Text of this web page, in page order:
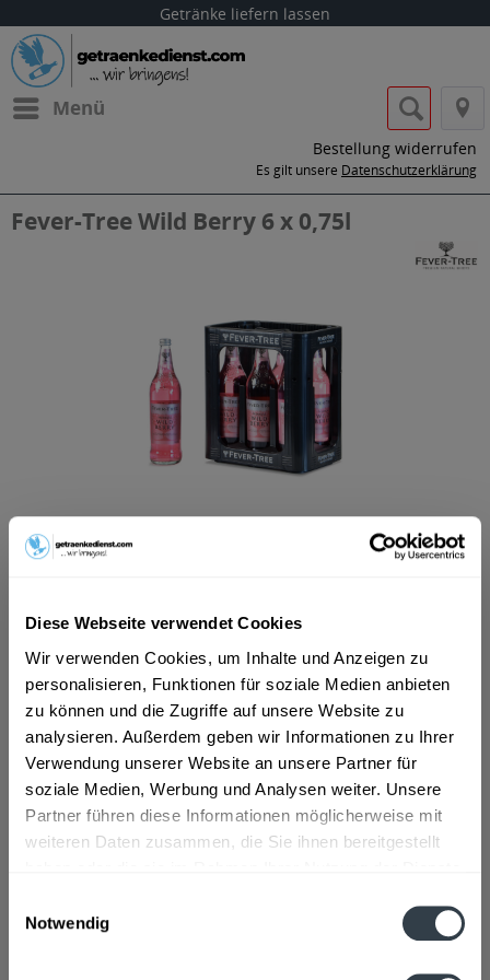
Diese Webseite verwendet Cookies
Wir verwenden Cookies, um Inhalte und Anzeigen zu
personalisieren, Funktionen für soziale Medien anbieten
zu können und die Zugriffe auf unsere Website zu
analysieren. Außerdem geben wir Informationen zu Ihrer
Verwendung unserer Website an unsere Partner für
soziale Medien, Werbung und Analysen weiter. Unsere
Partner führen diese Informationen möglicherweise mit
weiteren Daten zusammen, die Sie ihnen bereitgestellt
Notwendig
Getränke liefern lassen
Menü
Bestellung widerrufen
Es gilt unsere Datenschutzerklärung
Fever-Tree Wild Berry 6 x 0,75l
ab 14,99 € *
Vorrätig
MEHRWEG
+2,40 € Pfand
In den Warenkorb
Artikel-Nr.:
37014
Verfügbar in: